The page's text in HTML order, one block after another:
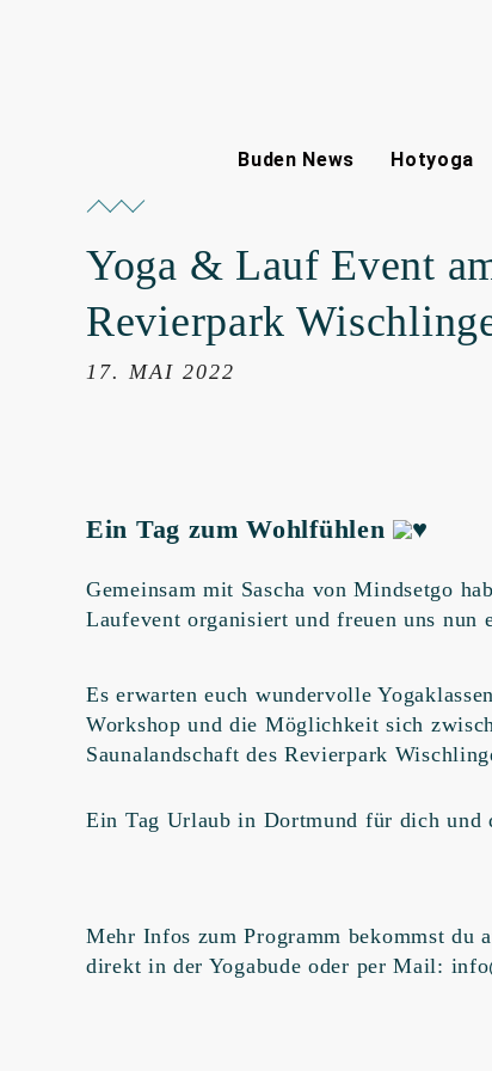
Buden News Hotyoga
Yoga & Lauf Event
Revierpark
17. MAI 2022
Ein Tag zum Wohlfühlen
Gemeinsam mit Sascha von Mindsetgo
Laufevent organisiert und freuen uns nun
Es erwarten euch wundervolle
Workshop und die Möglichkeit sich
Saunalandschaft des Revierpark
Ein Tag Urlaub in Dortmund für dich und
Mehr Infos zum Programm bekommst du
direkt in der Yogabude oder per Mail: